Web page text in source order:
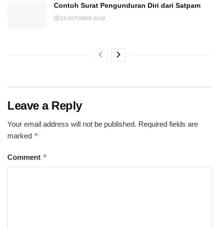
Contoh Surat Pengunduran Diri dari Satpam
23 OCTOBER 2019
Leave a Reply
Your email address will not be published. Required fields are
marked *
Comment *